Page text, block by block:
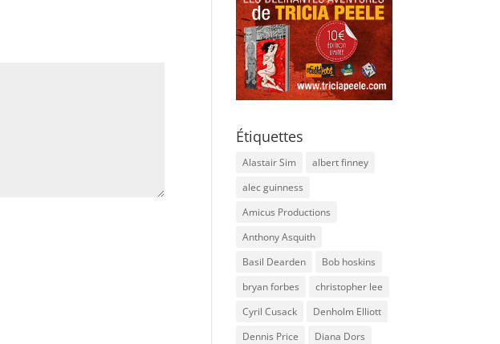
Étiquettes
Alastair Sim
albert finney
alec guinness
Amicus Productions
Anthony Asquith
Basil Dearden
Bob hoskins
bryan forbes
christopher lee
Cyril Cusack
Denholm Elliott
Dennis Price
Diana Dors